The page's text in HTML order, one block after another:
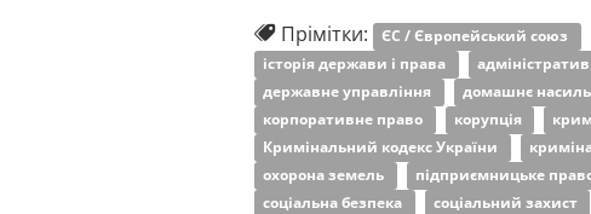
Прімітки: ЄС / Європейський союз
історія держави і права
державне управління
домашнє
корпоративне право
корупція
Кримінальний кодекс України
охорона земель
підприємницьке
соціальна безпека
соціальний захист